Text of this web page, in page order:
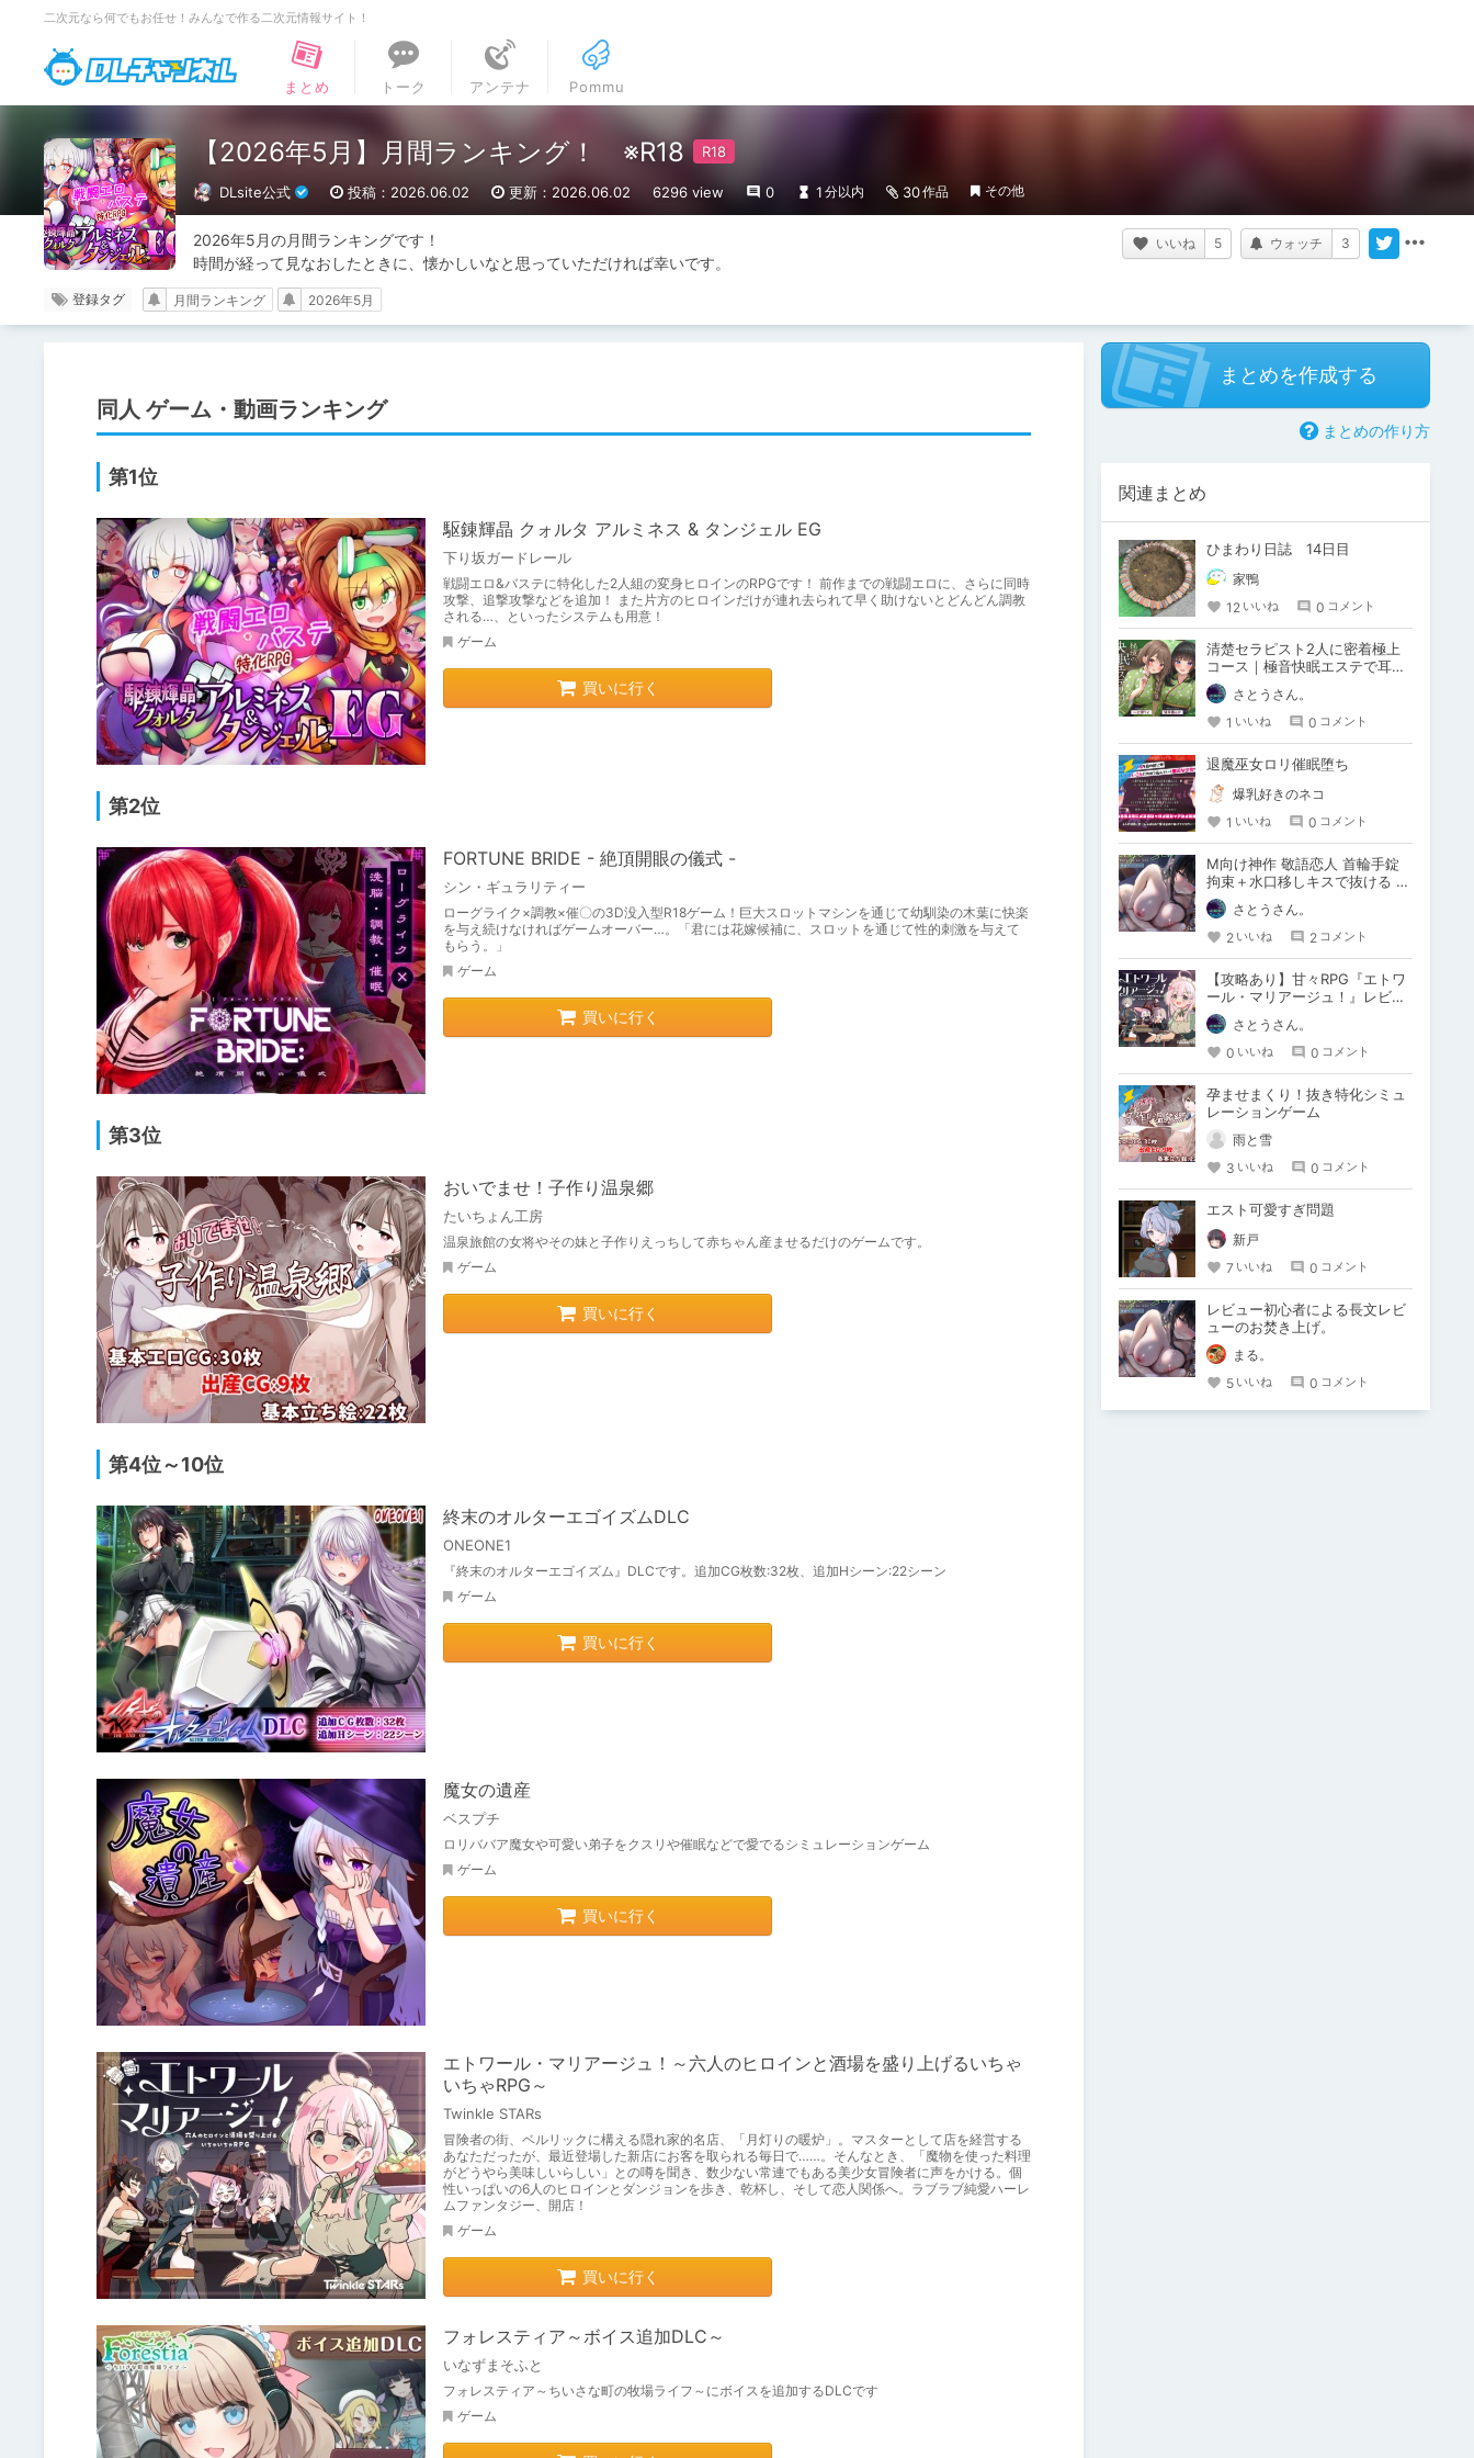
二次元なら何でもお任せ！みんなで作る二次元情報サイト！
DLチャンネル
まとめ
トーク アンテナ Pommu
【2026年5月】月間ランキング！ ※R18
DLsite公式 投稿：2026.06.02 更新：2026.06.02 6296 view 0 1 分以内 30作品 その他
2026年5月の月間ランキングです！
時間が経って見なおしたときに、懐かしいなと思っていただければ幸いです。
いいね 5 ウォッチ 3
登録タグ 月間ランキング 2026年5月
同人 ゲーム・動画ランキング
第1位
駆錬輝晶 クォルタ アルミネス & タンジェル EG
下り坂ガードレール
戦闘エロ&バステに特化した2人組の変身ヒロインのRPGです！ 前作までの戦闘エロに、さらに同時
攻撃、追撃攻撃などを追加！ また片方のヒロインだけが連れ去られて早く助けないとどんどん調教
される…、といったシステムも用意！
ゲーム
買いに行く
第2位
FORTUNE BRIDE - 絶頂開眼の儀式 -
シン・ギュラリティー
ローグライク×調教×催〇の3D没入型R18ゲーム！巨大スロットマシンを通じて幼馴染の木葉に快楽
を与え続けなければゲームオーバー…。「君には花嫁候補に、スロットを通じて性的刺激を与えて
もらう。」
ゲーム
買いに行く
第3位
おいでませ！子作り温泉郷
たいちょん工房
温泉旅館の女将やその妹と子作りえっちして赤ちゃん産ませるだけのゲームです。
ゲーム
買いに行く
第4位～10位
終末のオルターエゴイズムDLC
ONEONE1
『終末のオルターエゴイズム』DLCです。追加CG枚数:32枚、追加Hシーン:22シーン
ゲーム
買いに行く
魔女の遺産
ベスプチ
ロリババア魔女や可愛い弟子をクスリや催眠などで愛でるシミュレーションゲーム
ゲーム
買いに行く
エトワール・マリアージュ！～六人のヒロインと酒場を盛り上げるいちゃ
いちゃRPG～
Twinkle STARs
冒険者の街、ベルリックに構える隠れ家的名店、「月灯りの暖炉」。マスターとして店を経営する
あなただったが、最近登場した新店にお客を取られる毎日で……。そんなとき、「魔物を使った料理
がどうやら美味しいらしい」との噂を聞き、数少ない常連でもある美少女冒険者に声をかける。個
性いっぱいの6人のヒロインとダンジョンを歩き、乾杯し、そして恋人関係へ。ラブラブ純愛ハーレ
ムファンタジー、開店！
ゲーム
買いに行く
フォレスティア～ボイス追加DLC～
いなずまそふと
フォレスティア～ちいさな町の牧場ライフ～にボイスを追加するDLCです
ゲーム
まとめを作成する
まとめの作り方
関連まとめ
ひまわり日誌 14日目
家鴨
12 いいね 0 コメント
清楚セラピスト2人に密着極上
コース｜極音快眠エステで耳か
き＆添い寝＆中出しまで…本気
でおすすめ
さとうさん。
1 いいね 0 コメント
退魔巫女ロリ催眠堕ち
爆乳好きのネコ
1 いいね 0 コメント
M向け神作 敬語恋人 首輪手錠
拘束＋水口移しキスで抜ける つ
ばめいと新作徹底感想
さとうさん。
2 いいね 2 コメント
【攻略あり】甘々RPG『エトワ
ール・マリアージュ！』レビュ
ー！圧倒的癒やしとバブみの神
ゲーさとうさん。
0 いいね 0 コメント
孕ませまくり！抜き特化シミュ
レーションゲーム
雨と雪
3 いいね 0 コメント
エスト可愛すぎ問題
新戸
7 いいね 0 コメント
レビュー初心者による長文レビ
ューのお焚き上げ。
まる。
5 いいね 0 コメント